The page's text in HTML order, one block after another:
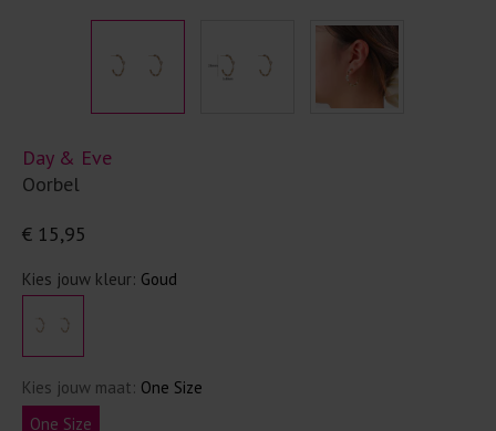
Day & Eve
Oorbel
€ 15,95
Kies jouw kleur: Goud
Kies jouw maat: One Size
One Size